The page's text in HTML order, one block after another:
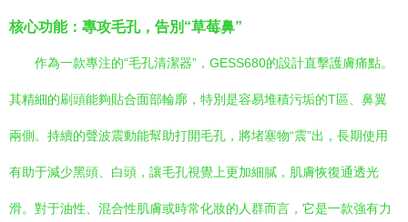
核心功能：專攻毛孔，告別“草莓鼻”
作為一款專注的“毛孔清潔器”，GESS680的設計直擊護膚痛點。
其精細的刷頭能夠貼合面部輪廓，特別是容易堆積污垢的T區、鼻翼
兩側。持續的聲波震動能幫助打開毛孔，將堵塞物“震”出，長期使用
有助于減少黑頭、白頭，讓毛孔視覺上更加細膩，肌膚恢復通透光
滑。對于油性、混合性肌膚或時常化妝的人群而言，它是一款強有力